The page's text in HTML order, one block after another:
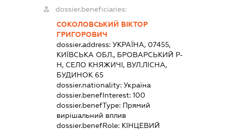
dossier.beneficiaries:
СОКОЛОВСЬКИЙ ВІКТОР
ГРИГОРОВИЧ
dossier.address:УКРАЇНА, 07455,
КИЇВСЬКА ОБЛ., БРОВАРСЬКИЙ Р-
Н, СЕЛО КНЯЖИЧІ, ВУЛ.ЛІСНА,
БУДИНОК 65
dossier.nationality:Україна
dossier.benefInterest:100
dossier.benefType: Прямий
вирішальний вплив
dossier.benefRole: КІНЦЕВИЙ